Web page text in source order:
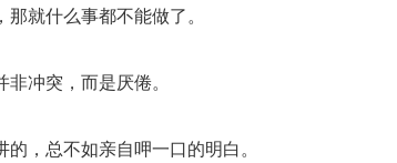
那就什么事都不能做了。
非冲突，而是厌倦。
的，总不如亲自呷一口的明白。